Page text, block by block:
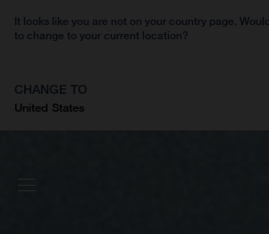
It looks like you are not on your country page.
to change to your current location?
CHANGE TO
United States